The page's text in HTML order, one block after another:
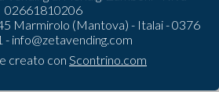
02661810206
Marmirolo (Mantova) - Italai - 0376
- info@zetavending.com
creato con Scontrino.com